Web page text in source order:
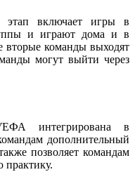
этап включает игры в
и играют дома и в
вторые команды выходят
могут выйти через
интегрирована в
дополнительный
позволяет командам
практику.